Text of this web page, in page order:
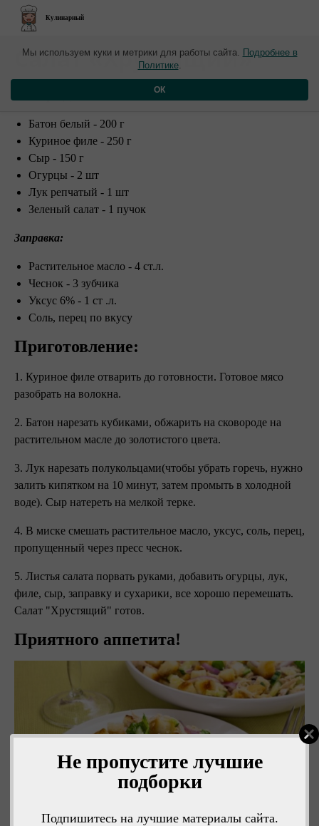
Не пропустите лучшие
подборки
Подпишитесь на лучшие материалы сайта.
Кулинарный
​Салат «Хрустящий»
Батон белый - 200 г
Куриное филе - 250 г
Сыр - 150 г
Огурцы - 2 шт
Лук репчатый - 1 шт
Зеленый салат - 1 пучок
Заправка:
Растительное масло - 4 ст.л.
Чеснок - 3 зубчика
Уксус 6% - 1 ст .л.
Соль, перец по вкусу
Приготовление:
1. Куриное филе отварить до готовности. Готовое мясо
разобрать на волокна.
2. Батон нарезать кубиками, обжарить на сковороде на
растительном масле до золотистого цвета.
3. Лук нарезать полукольцами(чтобы убрать горечь, нужно
залить кипятком на 10 минут, затем промыть в холодной
воде). Сыр натереть на мелкой терке.
4. В миске смешать растительное масло, уксус, соль, перец,
пропущенный через пресс чеснок.
5. Листья салата порвать руками, добавить огурцы, лук,
филе, сыр, заправку и сухарики, все хорошо перемешать.
Салат "Хрустящий" готов.
Приятного аппетита!
Мы используем куки и метрики для работы сайта. Подробнее в
Политике.
ОК